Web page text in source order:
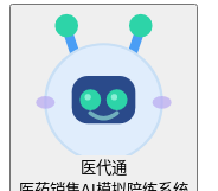
医代通